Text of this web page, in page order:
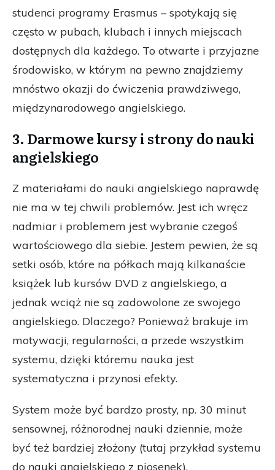
studenci programy Erasmus – spotykają się
często w pubach, klubach i innych miejscach
dostępnych dla każdego. To otwarte i przyjazne
środowisko, w którym na pewno znajdziemy
mnóstwo okazji do ćwiczenia prawdziwego,
międzynarodowego angielskiego.
3. Darmowe kursy i strony do nauki
angielskiego
Z materiałami do nauki angielskiego naprawdę
nie ma w tej chwili problemów. Jest ich wręcz
nadmiar i problemem jest wybranie czegoś
wartościowego dla siebie. Jestem pewien, że są
setki osób, które na półkach mają kilkanaście
książek lub kursów DVD z angielskiego, a
jednak wciąż nie są zadowolone ze swojego
angielskiego. Dlaczego? Ponieważ brakuje im
motywacji, regularności, a przede wszystkim
systemu, dzięki któremu nauka jest
systematyczna i przynosi efekty.
System może być bardzo prosty, np. 30 minut
sensownej, różnorodnej nauki dziennie, może
być też bardziej złożony (tutaj przykład systemu
do nauki angielskiego z piosenek).